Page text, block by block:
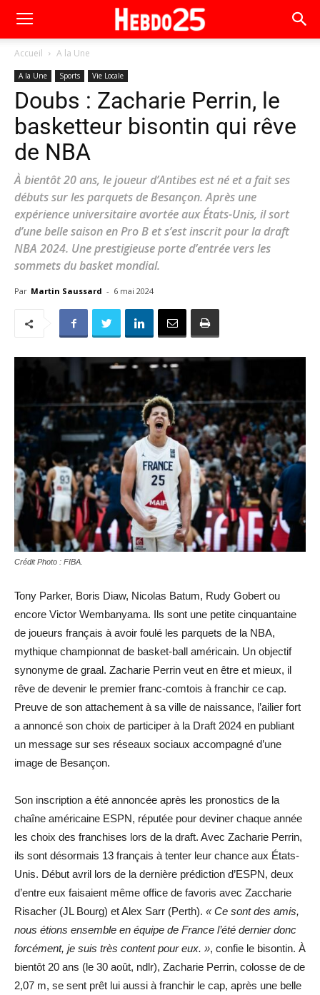
Accueil A la Une
A la Une Sports Vie Locale
Doubs : Zacharie Perrin, le
basketteur bisontin qui rêve
de NBA
À bientôt 20 ans, le joueur d’Antibes est né et a fait ses
débuts sur les parquets de Besançon. Après une
expérience universitaire avortée aux États-Unis, il sort
d’une belle saison en Pro B et s’est inscrit pour la draft
NBA 2024. Une prestigieuse porte d’entrée vers les
sommets du basket mondial.
Par Martin Saussard - 6 mai 2024
Crédit Photo : FIBA.
Tony Parker, Boris Diaw, Nicolas Batum, Rudy Gobert ou
encore Victor Wembanyama. Ils sont une petite cinquantaine
de joueurs français à avoir foulé les parquets de la NBA,
mythique championnat de basket-ball américain. Un objectif
synonyme de graal. Zacharie Perrin veut en être et mieux, il
rêve de devenir le premier franc-comtois à franchir ce cap.
Preuve de son attachement à sa ville de naissance, l’ailier fort
a annoncé son choix de participer à la Draft 2024 en publiant
un message sur ses réseaux sociaux accompagné d’une
image de Besançon.
Son inscription a été annoncée après les pronostics de la
chaîne américaine ESPN, réputée pour deviner chaque année
les choix des franchises lors de la draft. Avec Zacharie Perrin,
ils sont désormais 13 français à tenter leur chance aux États-
Unis. Début avril lors de la dernière prédiction d’ESPN, deux
d’entre eux faisaient même office de favoris avec Zaccharie
Risacher (JL Bourg) et Alex Sarr (Perth). « Ce sont des amis,
nous étions ensemble en équipe de France l’été dernier donc
forcément, je suis très content pour eux. », confie le bisontin. À
bientôt 20 ans (le 30 août, ndlr), Zacharie Perrin, colosse de de
2,07 m, se sent prêt lui aussi à franchir le cap, après une belle